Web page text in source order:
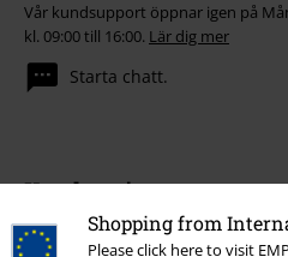
Shopping from
Please click here to visit
Vår kundsupport öppnar igen på
kl. 09:00 till 16:00. Lär dig mer
Starta chatt.
Kundservice
Hjälp